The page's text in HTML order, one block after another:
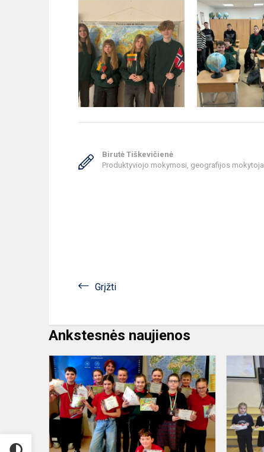
Birutė Tiškevičienė
Produktyviojo mokymosi, geografijos mokytoja
Grįžti
Ankstesnės naujienos
„Olympis
2025
–
rudens
sesija"